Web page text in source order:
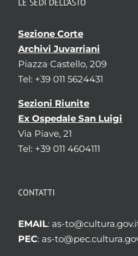
LE SEDI DELL’ASTO
Sezione Corte
Archivi Juvarriani
Piazza Castello, 209
Tel: +39 011 5624431
Sezioni Riunite
Ex Ospedale San Luigi
Via Piave, 21
Tel: +39 011 4604111
CONTATTI
EMAIL: as-
PEC: as-